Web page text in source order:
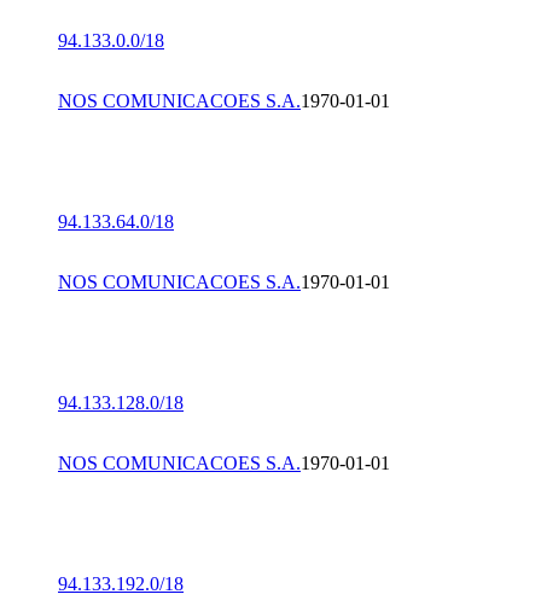
94.133.0.0/18
NOS COMUNICACOES S.A.1970-01-01
94.133.64.0/18
NOS COMUNICACOES S.A.1970-01-01
94.133.128.0/18
NOS COMUNICACOES S.A.1970-01-01
94.133.192.0/18